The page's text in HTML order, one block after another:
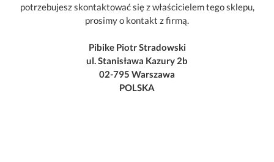
potrzebujesz skontaktować się z właścicielem tego sklepu,
prosimy o kontakt z firmą.
Pibike Piotr Stradowski
ul. Stanisława Kazury 2b
02-795 Warszawa
POLSKA